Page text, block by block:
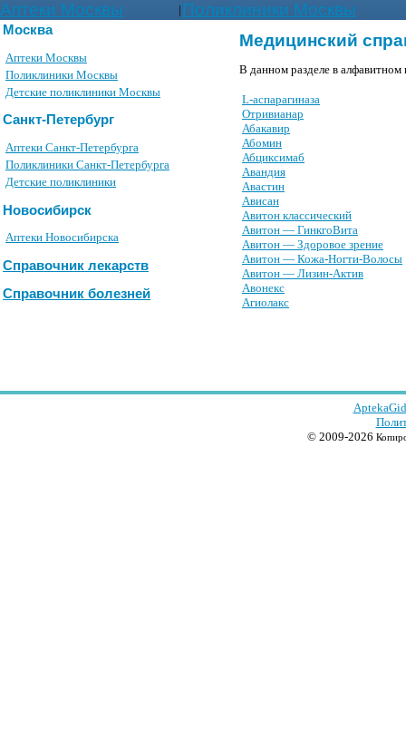
Аптеки Москвы | Поликлиники Москвы
Москва
Аптеки Москвы
Поликлиники Москвы
Детские поликлиники Москвы
Санкт-Петербург
Аптеки Санкт-Петербурга
Поликлиники Санкт-Петербурга
Детские поликлиники
Новосибирск
Аптеки Новосибирска
Справочник лекарств
Справочник болезней
Медицинский
В данном разделе в алфавитном
L-аспарагиназа
Oтpивианаp
Абакавир
Абомин
Абциксимаб
Авандия
Авастин
Ависан
Авитон классический
Авитон — ГинкгоВита
Авитон — Здоровое зрение
Авитон — Кожа-Ногти-Волосы
Авитон — Лизин-Актив
Авонекс
Агиолакс
© 2009-2026